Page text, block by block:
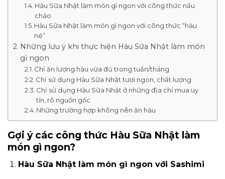
Hàu Sữa Nhật làm món gì ngon với công thức nấu
cháo
Hàu Sữa Nhật làm món gì ngon với công thức “hàu
né”
Những lưu ý khi thực hiện Hàu Sữa Nhật làm món
gì ngon
Chỉ ăn lượng hàu vừa đủ trong tuần/tháng
Chỉ sử dụng Hàu Sữa Nhật tươi ngon, chất lượng
Chỉ sử dụng Hàu Sữa Nhật ở những địa chỉ mua uy
tín, rõ nguồn gốc
Những trường hợp không nên ăn hàu
Gợi ý các công thức Hàu Sữa Nhật làm
món gì ngon?
Hàu Sữa Nhật làm món gì ngon với Sashimi